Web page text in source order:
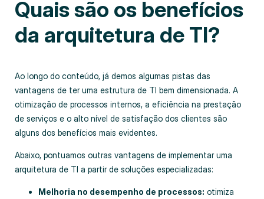
Quais são os benefícios
da arquitetura de TI?
Ao longo do conteúdo, já demos algumas pistas das
vantagens de ter uma estrutura de TI bem dimensionada. A
otimização de processos internos, a eficiência na prestação
de serviços e o alto nível de satisfação dos clientes são
alguns dos benefícios mais evidentes.
Abaixo, pontuamos outras vantagens de implementar uma
arquitetura de TI a partir de soluções especializadas:
Melhoria no desempenho de processos: otimiza